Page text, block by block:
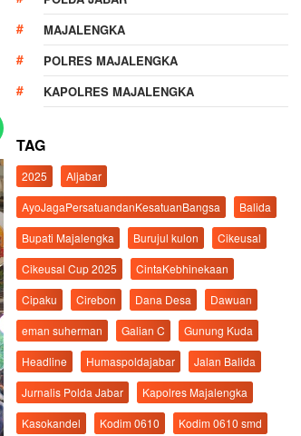
MAJALENGKA
POLRES MAJALENGKA
KAPOLRES MAJALENGKA
TAG
2025
Aljabar
AyoJagaPersatuandanKesatuanBangsa
Balida
Bupati Majalengka
Burujul kulon
Cikeusal
Cikeusal Cup 2025
CintaKebhinekaan
Cipaku
Cirebon Dana Desa
Dawuan
eman suherman
Galian C
Gunung Kuda
Headline
Humaspoldajabar
Jalan Balida
Jurnalis Polda Jabar
Kapolres Majalengka
Kasokandel
Kodim 0610
Kodim 0610 smd